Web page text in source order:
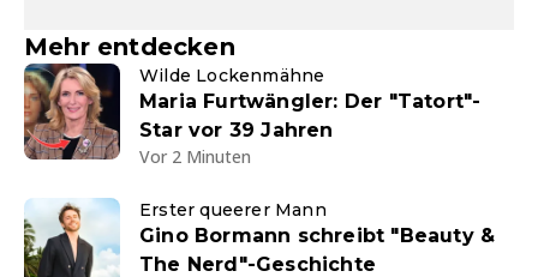
Mehr entdecken
Wilde Lockenmähne
Maria Furtwängler: Der "Tatort"-
Star vor 39 Jahren
Vor 2 Minuten
Erster queerer Mann
Gino Bormann schreibt "Beauty &
The Nerd"-Geschichte